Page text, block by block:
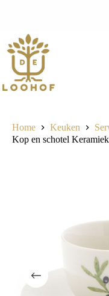
inhoud
Home Keuken
Kop en schotel